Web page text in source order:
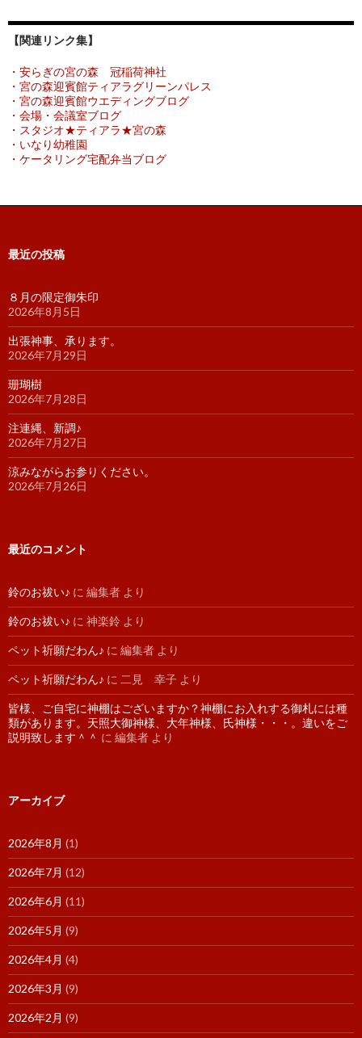
【関連リンク集】
・安らぎの宮の森 冠稲荷神社
・宮の森迎賓館ティアラグリーンパレス
・宮の森迎賓館ウエディングブログ
・会場・会議室ブログ
・スタジオ★ティアラ★宮の森
・いなり幼稚園
・ケータリング宅配弁当ブログ
最近の投稿
８月の限定御朱印
2026年8月5日
出張神事、承ります。
2026年7月29日
珊瑚樹
2026年7月28日
注連縄、新調♪
2026年7月27日
涼みながらお参りください。
2026年7月26日
最近のコメント
鈴のお祓い♪ に 編集者 より
鈴のお祓い♪ に 神楽鈴 より
ペット祈願だわん♪ に 編集者 より
ペット祈願だわん♪ に 二見 幸子 より
皆様、ご自宅に神棚はございますか？神棚にお入れする御札には種
類があります。天照大御神様、大年神様、氏神様・・・。違いをご
説明致します＾＾ に 編集者 より
アーカイブ
2026年8月 (1)
2026年7月 (12)
2026年6月 (11)
2026年5月 (9)
2026年4月 (4)
2026年3月 (9)
2026年2月 (9)